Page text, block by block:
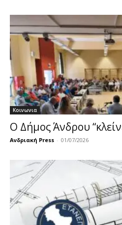
Κοινωνια
Ο Δήμος Άνδρου
Ανδριακή Press - 01/07/2026